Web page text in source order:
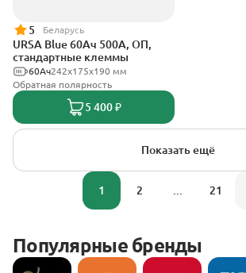
5 Беларусь
URSA Blue 60Ач 500А, ОП,
стандартные клеммы
242х175х190 мм
60Ач
Обратная полярность
5 400 ₽
Показать ещё
1 2 21
Популярные бренды